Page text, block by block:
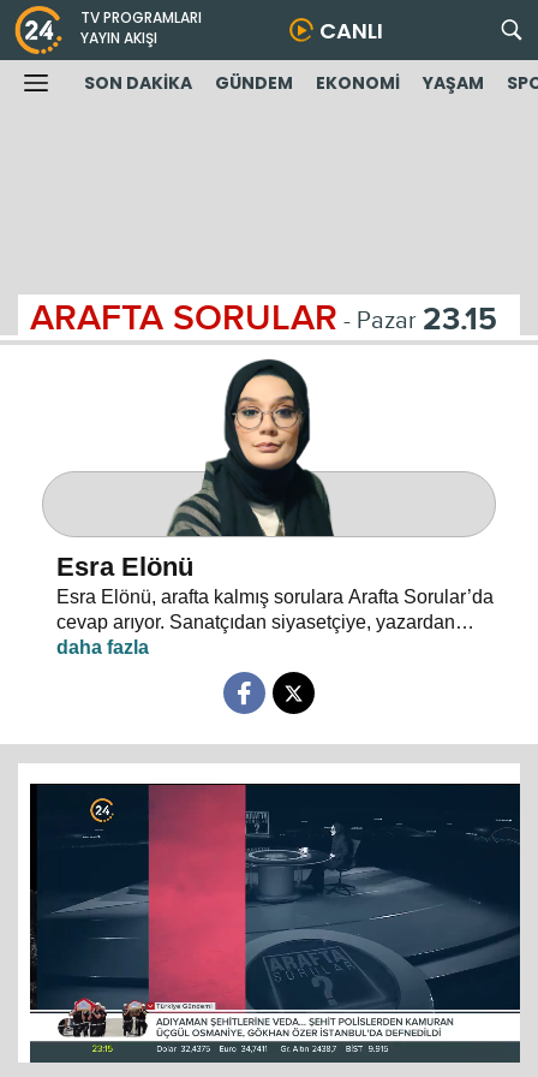
TV PROGRAMLARI
YAYIN AKIŞI
CANLI
SON DAKİKA GÜNDEM EKONOMİ YAŞAM
ARAFTA SORULAR - Pazar 23.15
Esra Elönü
Esra Elönü, arafta kalmış sorulara Arafta Sorular’da
cevap arıyor. Sanatçıdan siyasetçiye, yazardan
oyuncuya herkes kendi arafını bu programda anlatıyor.
Hayata, insana, gündem ve siyasete dair her şeyin
konuşulduğu, akıllara takılan, cevabı bulunamayan
konuklarına arafını sorgulatıyor.